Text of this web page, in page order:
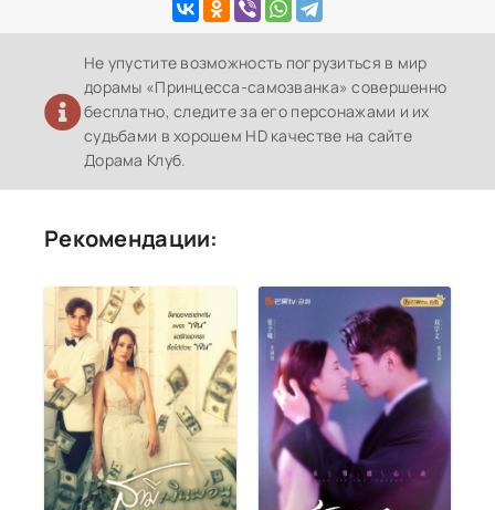
Не упустите возможность погрузиться в мир
дорамы «Принцесса-самозванка» совершенно
бесплатно, следите за его персонажами и их
судьбами в хорошем HD качестве на сайте
Дорама Клуб.
Рекомендации: